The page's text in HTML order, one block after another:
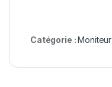
Catégorie :Moniteur